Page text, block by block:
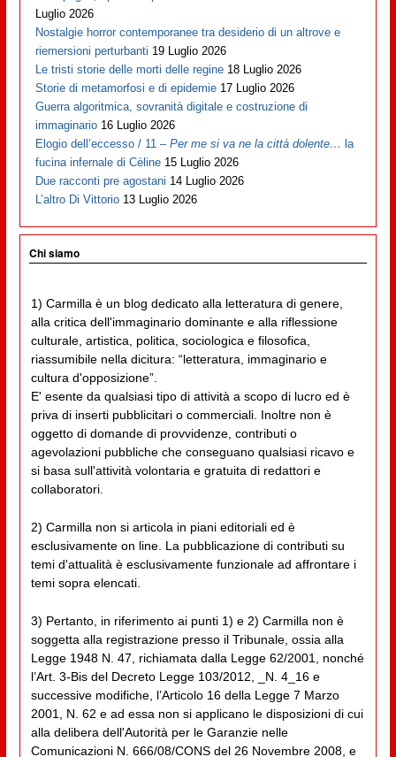
Luglio 2026
Nostalgie horror contemporanee tra desiderio di un altrove e
riemersioni perturbanti 19 Luglio 2026
Le tristi storie delle morti delle regine 18 Luglio 2026
Storie di metamorfosi e di epidemie 17 Luglio 2026
Guerra algoritmica, sovranità digitale e costruzione di
immaginario 16 Luglio 2026
Elogio dell’eccesso / 11 –Per me si va ne la città dolente… la
fucina infernale di Cèline 15 Luglio 2026
Due racconti pre agostani 14 Luglio 2026
L’altro Di Vittorio 13 Luglio 2026
Chi siamo
1) Carmilla è un blog dedicato alla letteratura di genere,
alla critica dell'immaginario dominante e alla riflessione
culturale, artistica, politica, sociologica e filosofica,
riassumibile nella dicitura: “letteratura, immaginario e
cultura d'opposizione”.
E' esente da qualsiasi tipo di attività a scopo di lucro ed è
priva di inserti pubblicitari o commerciali. Inoltre non è
oggetto di domande di provvidenze, contributi o
agevolazioni pubbliche che conseguano qualsiasi ricavo e
si basa sull'attività volontaria e gratuita di redattori e
collaboratori.
2) Carmilla non si articola in piani editoriali ed è
esclusivamente on line. La pubblicazione di contributi su
temi d'attualità è esclusivamente funzionale ad affrontare i
temi sopra elencati.
3) Pertanto, in riferimento ai punti 1) e 2) Carmilla non è
soggetta alla registrazione presso il Tribunale, ossia alla
Legge 1948 N. 47, richiamata dalla Legge 62/2001, nonché
l’Art. 3-Bis del Decreto Legge 103/2012, _N. 4_16 e
successive modifiche, l’Articolo 16 della Legge 7 Marzo
2001, N. 62 e ad essa non si applicano le disposizioni di cui
alla delibera dell'Autorità per le Garanzie nelle
Comunicazioni N. 666/08/CONS del 26 Novembre 2008, e